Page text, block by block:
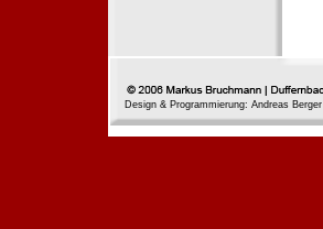
Design & Programmierung: Andreas Berger